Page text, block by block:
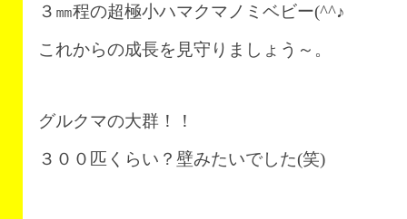
３㎜程の超極小ハマクマノミベビー(^^♪
これからの成長を見守りましょう～。
グルクマの大群！！
３００匹くらい？壁みたいでした(笑)